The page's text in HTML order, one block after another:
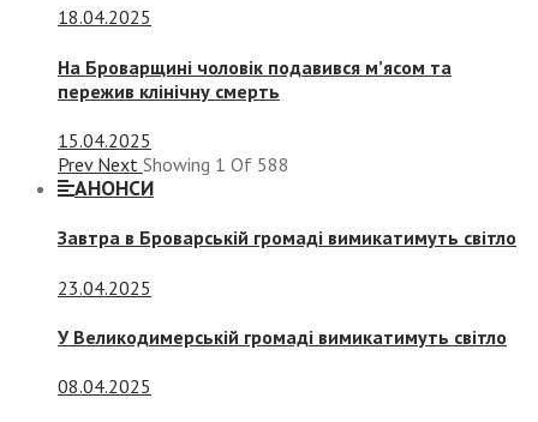
18.04.2025
На Броварщині чоловік подавився м’ясом та
пережив клінічну смерть
15.04.2025
Prev Next Showing 1 Of 588
АНОНСИ
Завтра в Броварській громаді вимикатимуть світло
23.04.2025
У Великодимерській громаді вимикатимуть світло
08.04.2025